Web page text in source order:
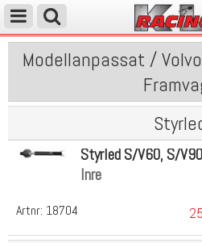
Modellanpassat /
Artnr: 18704
Styrled S/V60, S/
Inre